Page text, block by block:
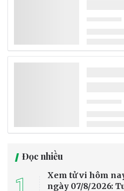
Sau khi được người dân tự nguyện
Miến Điện thuộc loài động vật hoang
được chính quyền xã Khe Sanh (tỉnh
lượng kiểm lâm bàn giao cho Vườn